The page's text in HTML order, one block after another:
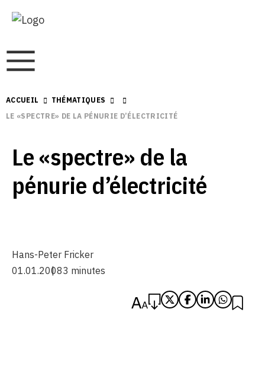
ACCUEIL
THÉMATIQUES
LE «SPECTRE» DE LA PÉNURIE D’ÉLECTRICITÉ
Le «spectre» de la
pénurie d’électricité
Hans-Peter Fricker
01.01.20083 minutes